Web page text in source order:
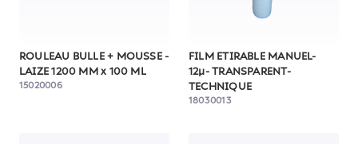
ROULEAU BULLE + MOUSSE -
LAIZE 1200 MM x 100 ML
15020006
FILM ETIRABLE MANUEL-
12µ- TRANSPARENT-
TECHNIQUE
18030013